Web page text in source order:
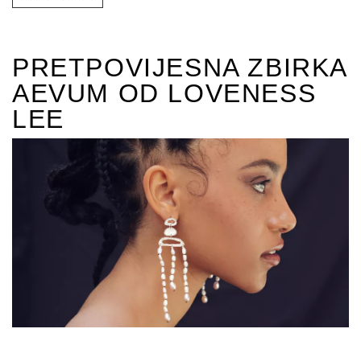
PRETPOVIJESNA ZBIRKA
AEVUM OD LOVENESS
LEE